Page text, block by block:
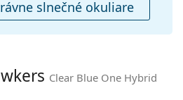
slnečné okuliare
Clear Blue One Hybrid